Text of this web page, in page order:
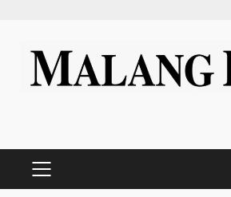
content
PRIMARY